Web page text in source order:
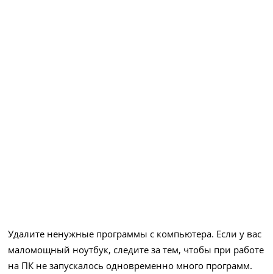
Удалите ненужные программы с компьютера. Если у вас
маломощный ноутбук, следите за тем, чтобы при работе
на ПК не запускалось одновременно много программ.